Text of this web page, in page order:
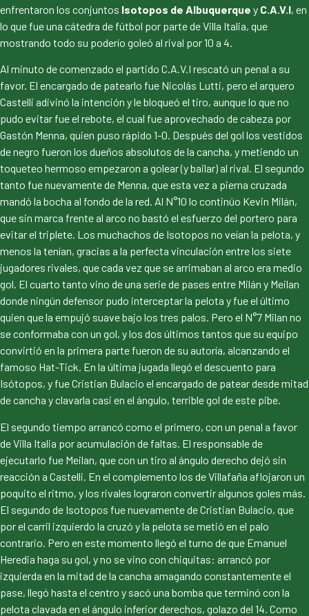
enfrentaron los conjuntos Isotopos de Albuquerque y C.A.V.I, en
lo que fue una cátedra de fútbol por parte de Villa Italia, que
mostrando todo su poderío goleó al rival por 10 a 4.
Al minuto de comenzado el partido C.A.V.I rescató un penal a su
favor. El encargado de patearlo fue Nicolás Lutti, pero el arquero
Castelli adivinó la intención y le bloqueó el tiro, aunque lo que no
pudo evitar fue el rebote, el cual fue aprovechado de cabeza por
Gastón Menna, quien puso rápido 1-0. Después del gol los vestidos
de negro fueron los dueños absolutos de la cancha, y metiendo un
toqueteo hermoso empezaron a golear (y bailar) al rival. El segundo
tanto fue nuevamente de Menna, que esta vez a pierna cruzada
mandó la bocha al fondo de la red. Al N°10 lo continúo Kevin Milán,
que sin marca frente al arco no bastó el esfuerzo del portero para
evitar el triplete. Los muchachos de Isotopos no veían la pelota, y
menos la tenían, gracias a la perfecta vinculación entre los siete
jugadores rivales, que cada vez que se arrimaban al arco era medio
gol. El cuarto tanto vino de una serie de pases entre Milán y Meilan
donde ningún defensor pudo interceptar la pelota y fue el último
quien que la empujó suave bajo los tres palos. Pero el N°7 Milan no
se conformaba con un gol, y los dos últimos tantos que su equipo
convirtió en la primera parte fueron de su autoría, alcanzando el
famoso Hat-Tick. En la última jugada llegó el descuento para
Isótopos, y fue Cristian Bulacio el encargado de patear desde mitad
de cancha y clavarla casi en el ángulo, terrible gol de este pibe.
El segundo tiempo arrancó como el primero, con un penal a favor
de Villa Italia por acumulación de faltas. El responsable de
ejecutarlo fue Meilan, que con un tiro al ángulo derecho dejó sin
reacción a Castelli. En el complemento los de Villafaña aflojaron un
poquito el ritmo, y los rivales lograron convertir algunos goles más.
El segundo de Isotopos fue nuevamente de Cristian Bulacio, que
por el carril izquierdo la cruzó y la pelota se metió en el palo
contrario. Pero en este momento llegó el turno de que Emanuel
Heredia haga su gol, y no se vino con chiquitas: arrancó por
izquierda en la mitad de la cancha amagando constantemente el
pase, llegó hasta el centro y sacó una bomba que terminó con la
pelota clavada en el ángulo inferior derechos, golazo del 14. Como